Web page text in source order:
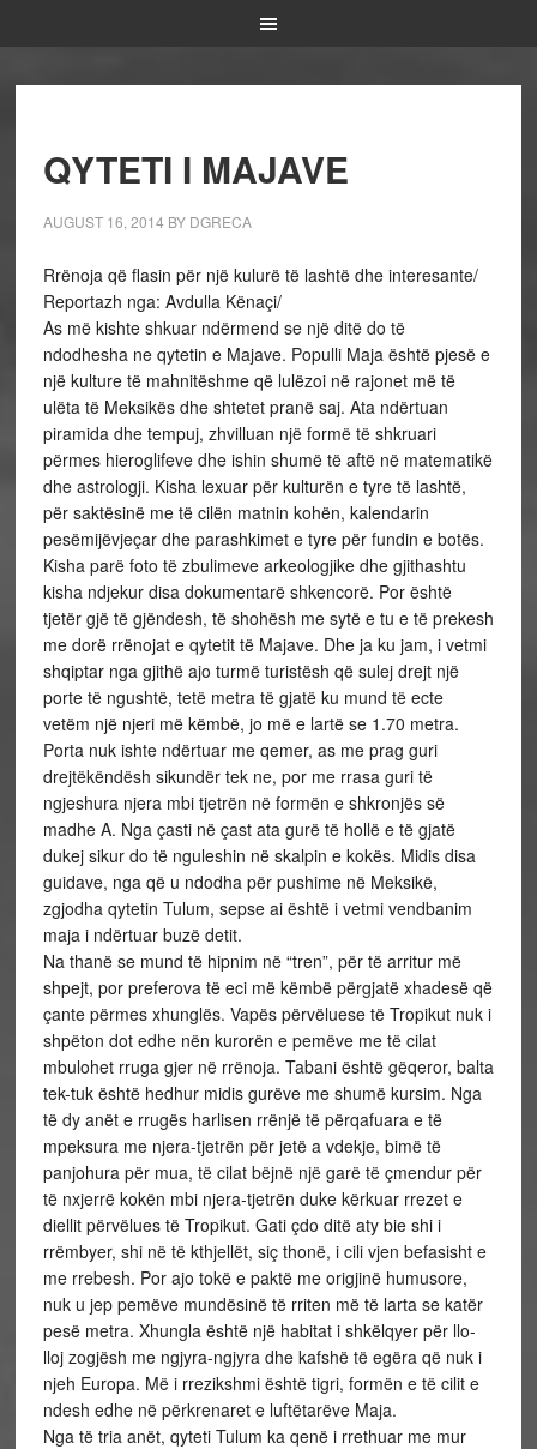
QYTETI I MAJAVE
AUGUST 16, 2014 BY DGRECA
Rrënoja që flasin për një kulurë të lashtë dhe interesante/
Reportazh nga: Avdulla Kënaçi/
As më kishte shkuar ndërmend se një ditë do të
ndodhesha ne qytetin e Majave. Populli Maja është pjesë e
një kulture të mahnitëshme që lulëzoi në rajonet më të
ulëta të Meksikës dhe shtetet pranë saj. Ata ndërtuan
piramida dhe tempuj, zhvilluan një formë të shkruari
përmes hieroglifeve dhe ishin shumë të aftë në matematikë
dhe astrologji. Kisha lexuar për kulturën e tyre të lashtë,
për saktësinë me të cilën matnin kohën, kalendarin
pesëmijëvjeçar dhe parashkimet e tyre për fundin e botës.
Kisha parë foto të zbulimeve arkeologjike dhe gjithashtu
kisha ndjekur disa dokumentarë shkencorë. Por është
tjetër gjë të gjëndesh, të shohësh me sytë e tu e të prekesh
me dorë rrënojat e qytetit të Majave. Dhe ja ku jam, i vetmi
shqiptar nga gjithë ajo turmë turistësh që sulej drejt një
porte të ngushtë, tetë metra të gjatë ku mund të ecte
vetëm një njeri më këmbë, jo më e lartë se 1.70 metra.
Porta nuk ishte ndërtuar me qemer, as me prag guri
drejtëkëndësh sikundër tek ne, por me rrasa guri të
ngjeshura njera mbi tjetrën në formën e shkronjës së
madhe A. Nga çasti në çast ata gurë të hollë e të gjatë
dukej sikur do të nguleshin në skalpin e kokës. Midis disa
guidave, nga që u ndodha për pushime në Meksikë,
zgjodha qytetin Tulum, sepse ai është i vetmi vendbanim
maja i ndërtuar buzë detit.
Na thanë se mund të hipnim në “tren”, për të arritur më
shpejt, por preferova të eci më këmbë përgjatë xhadesë që
çante përmes xhunglës. Vapës përvëluese të Tropikut nuk i
shpëton dot edhe nën kurorën e pemëve me të cilat
mbulohet rruga gjer në rrënoja. Tabani është gëqeror, balta
tek-tuk është hedhur midis gurëve me shumë kursim. Nga
të dy anët e rrugës harlisen rrënjë të përqafuara e të
mpeksura me njera-tjetrën për jetë a vdekje, bimë të
panjohura për mua, të cilat bëjnë një garë të çmendur për
të nxjerrë kokën mbi njera-tjetrën duke kërkuar rrezet e
diellit përvëlues të Tropikut. Gati çdo ditë aty bie shi i
rrëmbyer, shi në të kthjellët, siç thonë, i cili vjen befasisht e
me rrebesh. Por ajo tokë e paktë me origjinë humusore,
nuk u jep pemëve mundësinë të rriten më të larta se katër
pesë metra. Xhungla është një habitat i shkëlqyer për llo-
lloj zogjësh me ngjyra-ngjyra dhe kafshë të egëra që nuk i
njeh Europa. Më i rrezikshmi është tigri, formën e të cilit e
ndesh edhe në përkrenaret e luftëtarëve Maja.
Nga të tria anët, qyteti Tulum ka qenë i rrethuar me mur